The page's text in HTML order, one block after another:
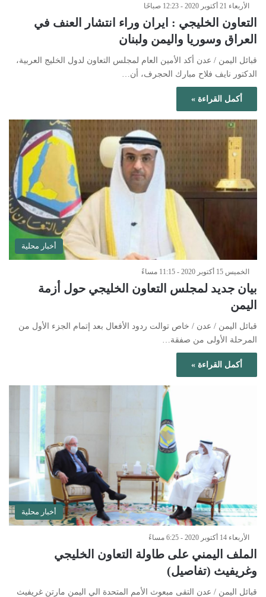
الأربعاء 21 أكتوبر 2020 - 12:23 صباحًا
التعاون الخليجي : ايران وراء انتشار العنف في
العراق وسوريا واليمن ولبنان
قبائل اليمن / عدن أكد الأمين العام لمجلس التعاون لدول الخليج العربية،
الدكتور نايف فلاح مبارك الحجرف، أن…
أكمل القراءة »
أخبار محلية
الخميس 15 أكتوبر 2020 - 11:15 مساءً
بيان جديد لمجلس التعاون الخليجي حول أزمة
اليمن
قبائل اليمن / عدن / خاص توالت ردود الأفعال بعد إتمام الجزء الأول من
المرحلة الأولى من صفقة…
أكمل القراءة »
أخبار محلية
الأربعاء 14 أكتوبر 2020 - 6:25 مساءً
الملف اليمني على طاولة التعاون الخليجي
وغريفيث (تفاصيل)
قبائل اليمن / عدن التقى مبعوث الأمم المتحدة الي اليمن مارتن غريفيث